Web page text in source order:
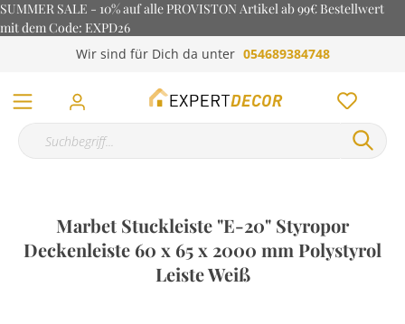
SUMMER SALE - 10% auf alle PROVISTON Artikel ab 99€ Bestellwert
mit dem Code: EXPD26
Wir sind für Dich da unter 054689384748
Marbet Stuckleiste "E-20" Styropor
Deckenleiste 60 x 65 x 2000 mm Polystyrol
Leiste Weiß